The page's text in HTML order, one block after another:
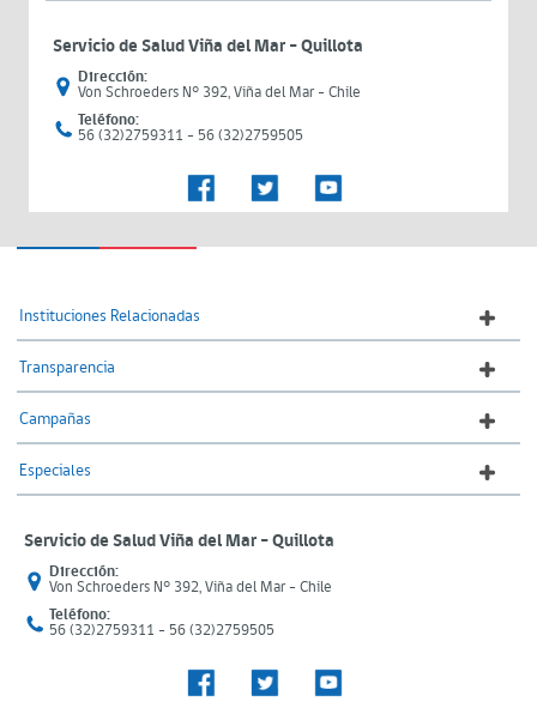
Servicio de Salud Viña del Mar – Quillota
Dirección:
Von Schroeders N° 392, Viña del Mar - Chile
Teléfono:
56 (32)2759311 - 56 (32)2759505
Instituciones Relacionadas
Transparencia
Campañas
Especiales
Servicio de Salud Viña del Mar – Quillota
Dirección:
Von Schroeders N° 392, Viña del Mar - Chile
Teléfono:
56 (32)2759311 - 56 (32)2759505